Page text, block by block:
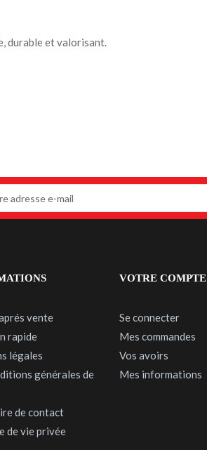
durable et valorisant.
vente
rapide
légales
générales de
de contact
de vie privée
VOTRE COMPTE
Se connecter
Mes commandes
Vos avoirs
Mes informations